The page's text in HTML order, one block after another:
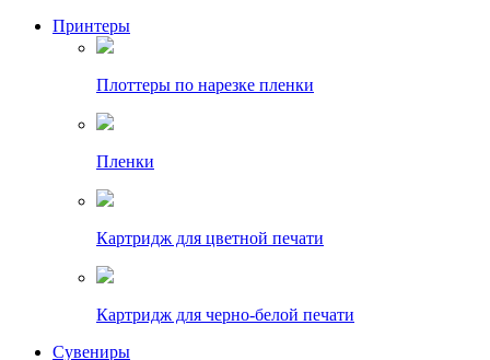
Принтеры
Плоттеры по нарезке пленки
Пленки
Картридж для цветной печати
Картридж для черно-белой печати
Сувениры